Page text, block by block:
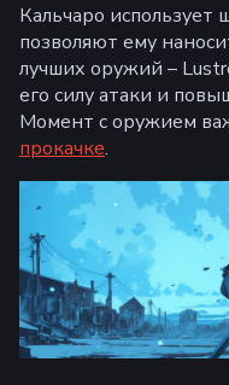
Кальчаро
позволяют ему
лучших оружий –
его силу атаки и
Момент с оружием
прокачке.